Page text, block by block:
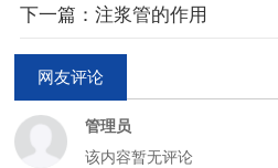
下一篇：注浆管的作用
网友评论
管理员
该内容暂无评论